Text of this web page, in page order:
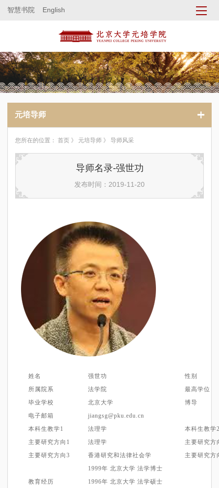
智慧书院 English
元培导师
您所在的位置： 首页 》 元培导师 》 导师风采
导师名录-强世功
发布时间：2019-11-20
姓名 强世功
性别
所属院系
法学院
最高学位
毕业学校
北京大学
博导
电子邮箱
jiangsg@pku.edu.cn
本科生教学1
法理学 本科生教学
主要研究方向 1 法理学 主要研究方
主要研究方向3
香港研究和法律社会学 主要研究方
教育经历
1999年 北京大学 法学博士
1996年 北京大学 法学硕士